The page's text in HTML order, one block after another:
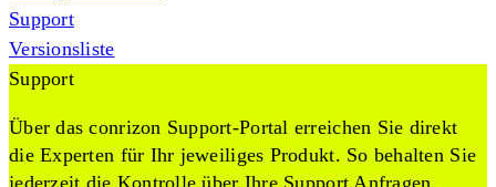
Support
Versionsliste
Support
Über das conrizon Support-Portal erreichen Sie direkt
die Experten für Ihr jeweiliges Produkt. So behalten Sie
jederzeit die Kontrolle über Ihre Support Anfragen.